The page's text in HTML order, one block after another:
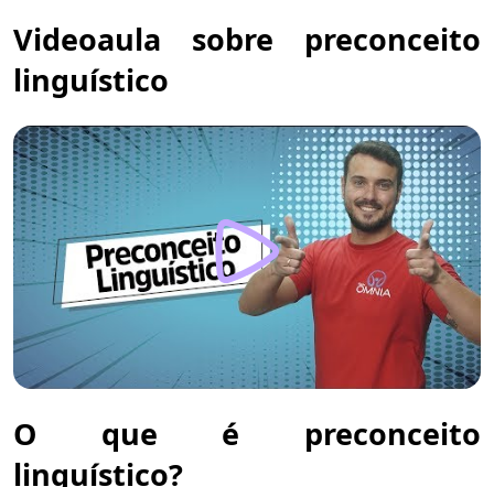
Videoaula sobre preconceito
linguístico
O que é preconceito
linguístico?